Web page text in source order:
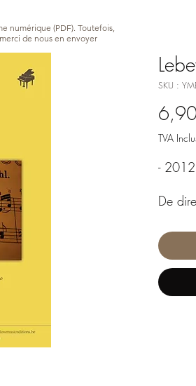
SKU :
TVA
-
De
très
numérique (PDF). Toutefois,
de nous en envoyer